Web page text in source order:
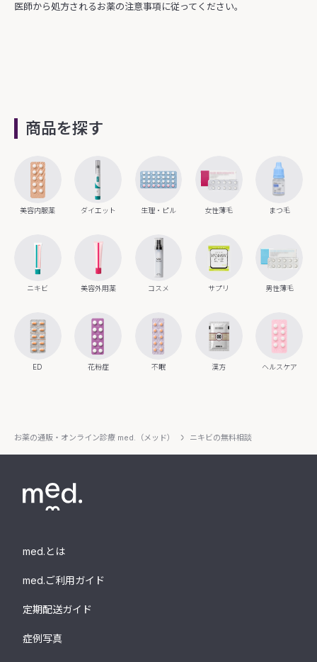
医師から処方されるお薬の注意事項に従ってください。
商品を探す
美容内服薬 ダイエット 生理・ピル 女性薄毛 まつ毛
ニキビ 美容外用薬 コスメ サプリ 男性薄毛
ED 花粉症 不眠 漢方 ヘルスケア
お薬の通販・オンライン診療 med.（メッド） ニキビの無料相談
med.とは
med.ご利用ガイド
定期配送ガイド
症例写真